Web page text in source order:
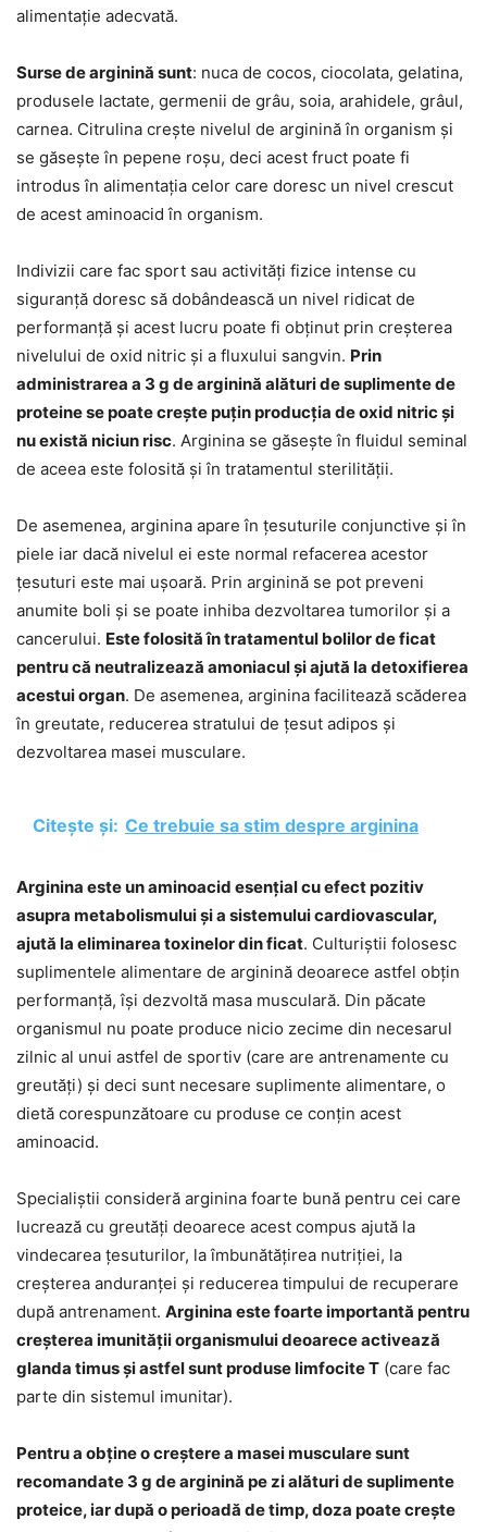
alimentație adecvată.
Surse de arginină sunt: nuca de cocos, ciocolata, gelatina,
produsele lactate, germenii de grâu, soia, arahidele, grâul,
carnea. Citrulina crește nivelul de arginină în organism și
se găsește în pepene roșu, deci acest fruct poate fi
introdus în alimentația celor care doresc un nivel crescut
de acest aminoacid în organism.
Indivizii care fac sport sau activități fizice intense cu
siguranță doresc să dobândească un nivel ridicat de
performanță și acest lucru poate fi obținut prin creșterea
nivelului de oxid nitric și a fluxului sangvin. Prin
administrarea a 3 g de arginină alături de suplimente de
proteine se poate crește puțin producția de oxid nitric și
nu există niciun risc. Arginina se găsește în fluidul seminal
de aceea este folosită și în tratamentul sterilității.
De asemenea, arginina apare în țesuturile conjunctive și în
piele iar dacă nivelul ei este normal refacerea acestor
țesuturi este mai ușoară. Prin arginină se pot preveni
anumite boli și se poate inhiba dezvoltarea tumorilor și a
cancerului. Este folosită în tratamentul bolilor de ficat
pentru că neutralizează amoniacul și ajută la detoxifierea
acestui organ. De asemenea, arginina facilitează scăderea
în greutate, reducerea stratului de țesut adipos și
dezvoltarea masei musculare.
Citește și: Ce trebuie sa stim despre arginina
Arginina este un aminoacid esențial cu efect pozitiv
asupra metabolismului și a sistemului cardiovascular,
ajută la eliminarea toxinelor din ficat. Culturiștii folosesc
suplimentele alimentare de arginină deoarece astfel obțin
performanță, își dezvoltă masa musculară. Din păcate
organismul nu poate produce nicio zecime din necesarul
zilnic al unui astfel de sportiv (care are antrenamente cu
greutăți) și deci sunt necesare suplimente alimentare, o
dietă corespunzătoare cu produse ce conțin acest
aminoacid.
Specialiștii consideră arginina foarte bună pentru cei care
lucrează cu greutăți deoarece acest compus ajută la
vindecarea țesuturilor, la îmbunătățirea nutriției, la
creșterea anduranței și reducerea timpului de recuperare
după antrenament. Arginina este foarte importantă pentru
creșterea imunității organismului deoarece activează
glanda timus și astfel sunt produse limfocite T (care fac
parte din sistemul imunitar).
Pentru a obține o creștere a masei musculare sunt
recomandate 3 g de arginină pe zi alături de suplimente
proteice, iar după o perioadă de timp, doza poate crește